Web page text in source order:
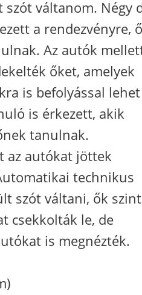
váltanom. Négy
a rendezvényre,
Az autók
őket, amelyek
is befolyással lehet
is érkezett, akik
tanulnak.
az autókat jöttek
technikus
szót váltani, ők
csekkolták le, de
is megnézték.